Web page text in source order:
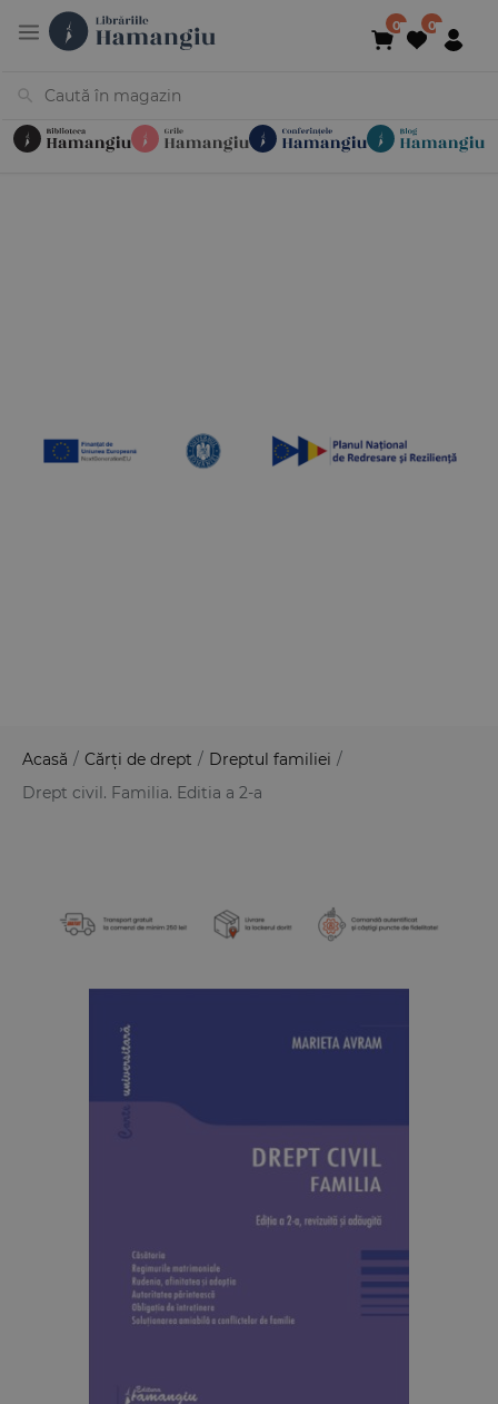
Acasă / Cărți de drept / Dreptul familiei /
Drept civil. Familia. Editia a 2-a